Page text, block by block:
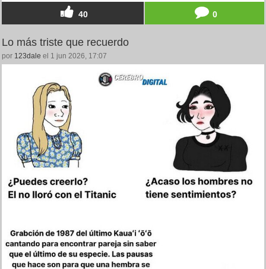
40 0
Lo más triste que recuerdo
por 123dale el 1 jun 2026, 17:07